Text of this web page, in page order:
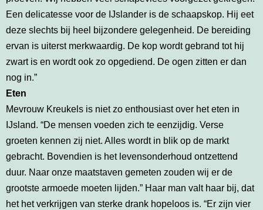
Een delicatesse voor de IJslander is de schaapskop. Hij eet
deze slechts bij heel bijzondere gelegenheid. De bereiding
ervan is uiterst merkwaardig. De kop wordt gebrand tot hij
zwart is en wordt ook zo opgediend. De ogen zitten er dan
nog in.”
Eten
Mevrouw Kreukels is niet zo enthousiast over het eten in
IJsland. “De mensen voeden zich te eenzijdig. Verse
groeten kennen zij niet. Alles wordt in blik op de markt
gebracht. Bovendien is het levensonderhoud ontzettend
duur. Naar onze maatstaven gemeten zouden wij er de
grootste armoede moeten lijden.” Haar man valt haar bij, dat
het het verkrijgen van sterke drank hopeloos is. “Er zijn vier